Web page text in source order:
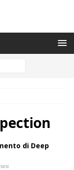
di Deep